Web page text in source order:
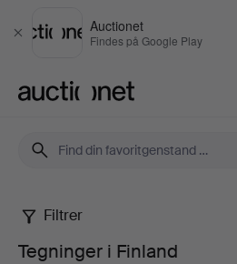
Luk
Auctionet
Findes på Google Play
Tegninger
Filtrer
Tegninger i Finland